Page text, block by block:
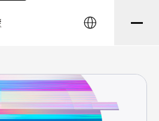
English